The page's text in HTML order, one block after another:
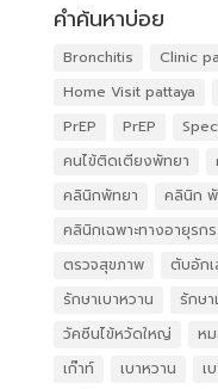
คำค้นหาบ่อย
Bronchitis Clinic
Home Visit pattaya
PrEP
PrEP
คนไข้ติดเตียงพัทยา
คลินิกพัทยา
คลินิก
คลินิกเฉพาะทางอายุรก
ตรวจสุขภาพ
ตับอัก
รักษาเบาหวาน
รักษ
วัคซีนไข้หวัดใหญ่
ห
เก๊าท์
เบาหวาน เ